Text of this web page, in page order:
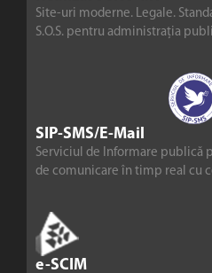
Site-uri moderne. Legale.
S.O.S. pentru administrația
SIP-SMS/E-Mail
Serviciul de Informare publică
de comunicare în timp real cu
e-SCIM